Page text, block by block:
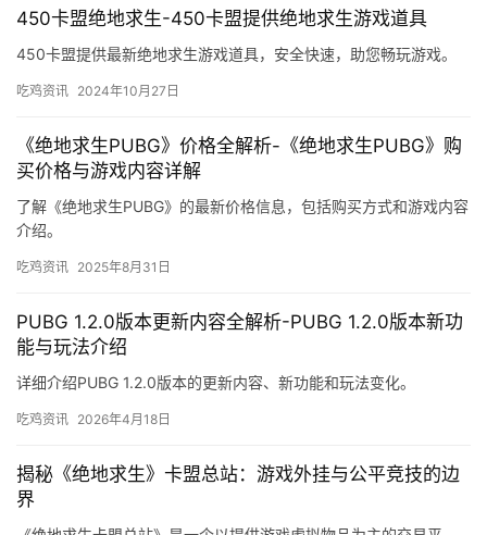
450卡盟绝地求生-450卡盟提供绝地求生游戏道具
450卡盟提供最新绝地求生游戏道具，安全快速，助您畅玩游戏。
吃鸡资讯 2024年10月27日
《绝地求生PUBG》价格全解析-《绝地求生PUBG》购
买价格与游戏内容详解
了解《绝地求生PUBG》的最新价格信息，包括购买方式和游戏内容
介绍。
吃鸡资讯 2025年8月31日
PUBG 1.2.0版本更新内容全解析-PUBG 1.2.0版本新功
能与玩法介绍
详细介绍PUBG 1.2.0版本的更新内容、新功能和玩法变化。
吃鸡资讯 2026年4月18日
揭秘《绝地求生》卡盟总站：游戏外挂与公平竞技的边
界